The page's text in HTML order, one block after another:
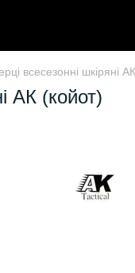
всесезонні шкіряні
АК (койот)